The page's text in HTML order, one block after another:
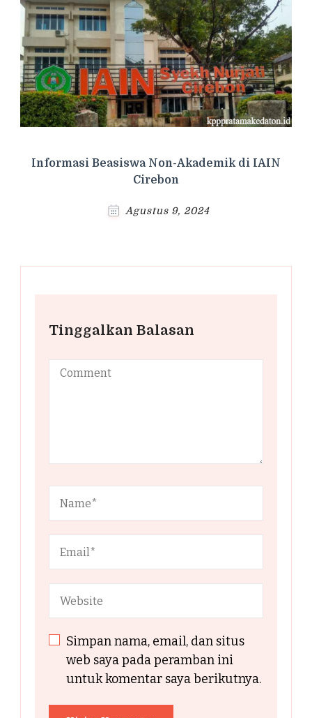
Informasi Beasiswa Non-Akademik di IAIN
Cirebon
Agustus 9, 2024
Tinggalkan Balasan
Simpan nama, email, dan situs
web saya pada peramban ini
untuk komentar saya berikutnya.